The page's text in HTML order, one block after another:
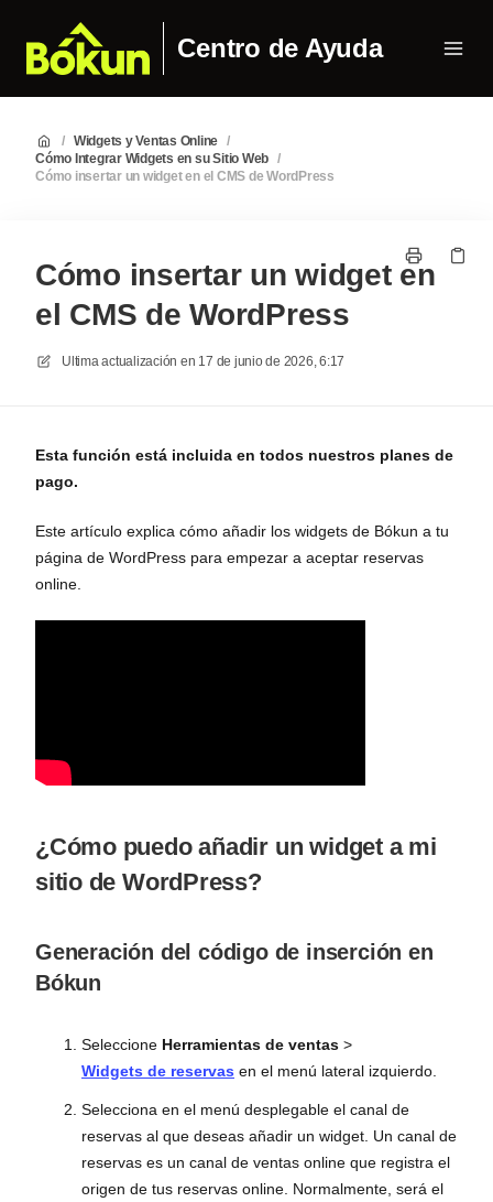
Centro de Ayuda
/ Widgets y Ventas Online /
Cómo Integrar Widgets en su Sitio Web /
Cómo insertar un widget en el CMS de WordPress
Cómo insertar un widget en
el CMS de WordPress
Ultima actualización en 17 de junio de 2026, 6:17
Esta función está incluida en todos nuestros planes de
pago.
Este artículo explica cómo añadir los widgets de Bókun a tu
página de WordPress para empezar a aceptar reservas
online.
¿Cómo puedo añadir un widget a mi
sitio de WordPress?
Generación del código de inserción en
Bókun
Seleccione Herramientas de ventas >
Widgets de reservas en el menú lateral izquierdo.
Selecciona en el menú desplegable el canal de
reservas al que deseas añadir un widget. Un canal de
reservas es un canal de ventas online que registra el
origen de tus reservas online. Normalmente, será el